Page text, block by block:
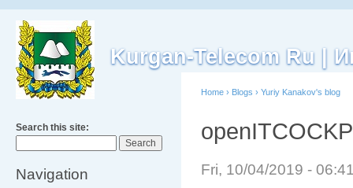
Kurgan-Telecom Ru |
Search this site:
Navigation
Home › Blogs › Yuriy Kanakov's blog
Fri, 10/04/2019 -